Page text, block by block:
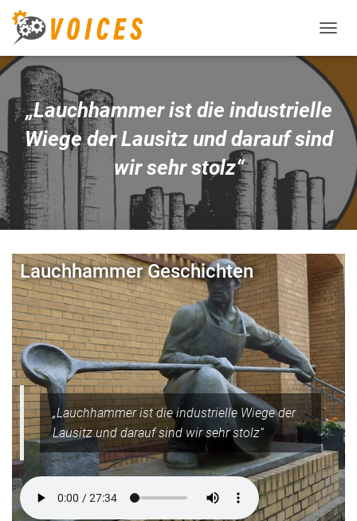
O
G
E
N
A
T
O
N
„Lauchhammer ist die industrielle
Wiege der Lausitz und darauf sind
wir sehr stolz“
Lauchhammer Geschichten
„Lauchhammer ist die industrielle Wiege der
Lausitz und darauf sind wir sehr stolz“